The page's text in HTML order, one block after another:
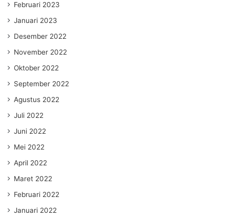
Februari 2023
Januari 2023
Desember 2022
November 2022
Oktober 2022
September 2022
Agustus 2022
Juli 2022
Juni 2022
Mei 2022
April 2022
Maret 2022
Februari 2022
Januari 2022